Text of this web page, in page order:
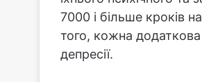
7000 і більше кроків
того, кожна
депресії.